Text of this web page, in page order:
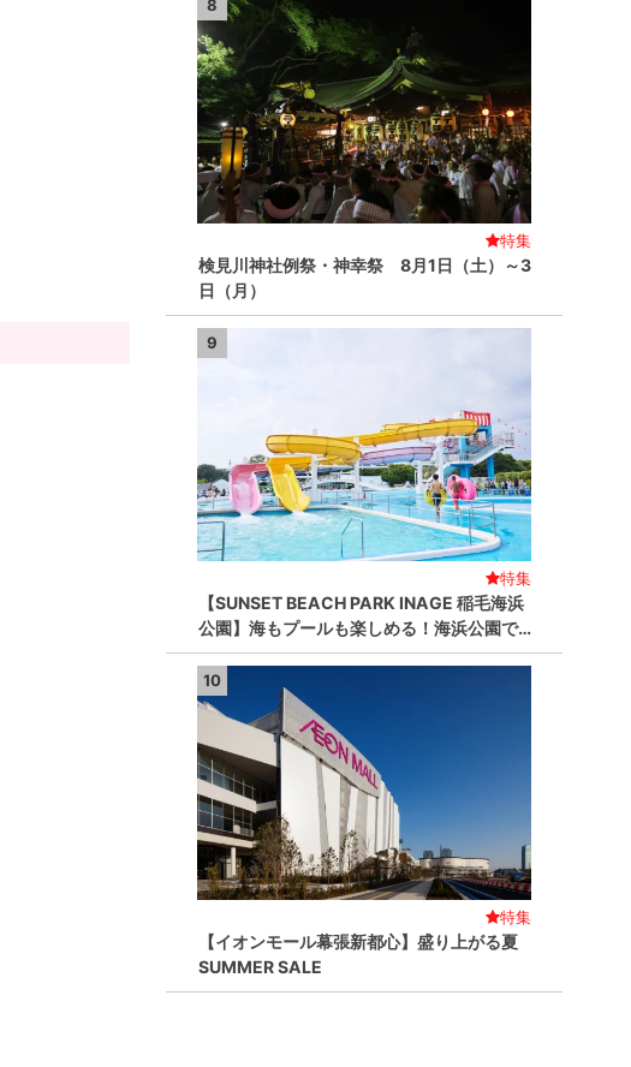
8
特集
検見川神社例祭・神幸祭 8月1日（土）～3
日（月）
9
特集
【SUNSET BEACH PARK INAGE 稲毛海浜
公園】海もプールも楽しめる！海浜公園で…
10
特集
【イオンモール幕張新都心】盛り上がる夏
SUMMER SALE